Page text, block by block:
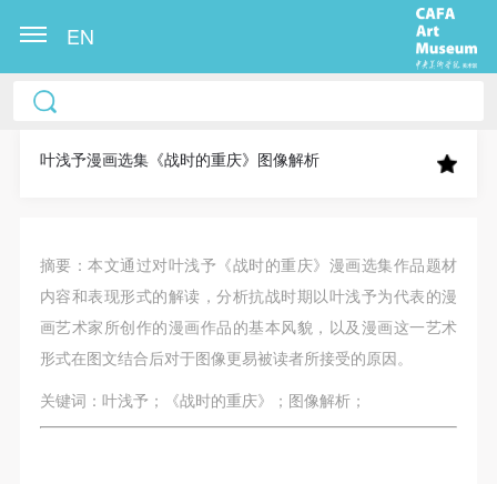
EN
叶浅予漫画选集《战时的重庆》图像解析
摘要：本文通过对叶浅予《战时的重庆》漫画选集作品题材
内容和表现形式的解读，分析抗战时期以叶浅予为代表的漫
画艺术家所创作的漫画作品的基本风貌，以及漫画这一艺术
形式在图文结合后对于图像更易被读者所接受的原因。
关键词：叶浅予；《战时的重庆》；图像解析；
中央美术学院美术馆出版授权协议书
称“CAFAM”），愿意将本人参与中央美术学院美术馆
果（如参与工作坊创作的作品）提交中央美术学院用
作发表、出版。中央美术学院可以以电子、网络及其
它数字媒体形式公开出版，并同意编入《中国知识资
源总库》《中央美术学院资料库》《中央美术学院美
在中央美术学院中使用和在互联网上传播，同意按相
中央美术学院美术馆出版授权协议书
称“CAFAM”），愿意将本人参与中央美术学院美术馆
果（如参与工作坊创作的作品）提交中央美术学院用
作发表、出版。中央美术学院可以以电子、网络及其
它数字媒体形式公开出版，并同意编入《中国知识资
源总库》《中央美术学院资料库》《中央美术学院美
在中央美术学院中使用和在互联网上传播，同意按相
中央美术学院美术馆出版授权协议书
称“CAFAM”），愿意将本人参与中央美术学院美术馆
果（如参与工作坊创作的作品）提交中央美术学院用
作发表、出版。中央美术学院可以以电子、网络及其
它数字媒体形式公开出版，并同意编入《中国知识资
源总库》《中央美术学院资料库》《中央美术学院美
在中央美术学院中使用和在互联网上传播，同意按相